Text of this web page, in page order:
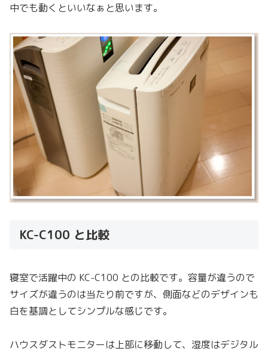
中でも動くといいなぁと思います。
KC-C100 と比較
寝室で活躍中の KC-C100 との比較です。容量が違うので
サイズが違うのは当たり前ですが、側面などのデザインも
白を基調としてシンプルな感じです。
ハウスダストモニターは上部に移動して、湿度はデジタル